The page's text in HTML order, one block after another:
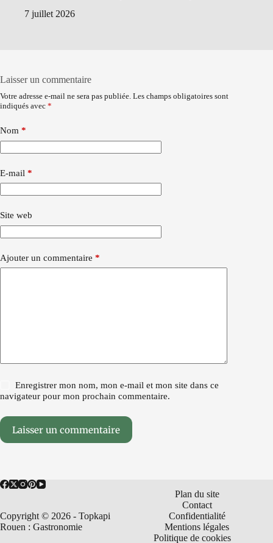
7 juillet 2026
Laisser un commentaire
Votre adresse e-mail ne sera pas publiée. Les champs obligatoires sont
indiqués avec *
Nom *
E-mail *
Site web
Ajouter un commentaire *
Enregistrer mon nom, mon e-mail et mon site dans ce
navigateur pour mon prochain commentaire.
Laisser un commentaire
Copyright © 2026 - Topkapi
Rouen : Gastronomie
Plan du site
Contact
Confidentialité
Mentions légales
Politique de cookies